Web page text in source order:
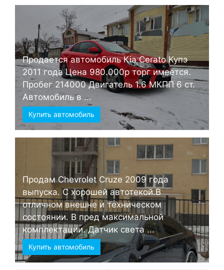
Продается автомобиль Kia Cerato Купэ
2011 года Цена 980.000р торг имеется.
Пробег 214000 Двигатель 1.6 МКПП 6 ст.
Автомобиль в ...
Купить автомобиль
Продам Chevrolet Cruze 2009 года
выпуска. С хорошей автотекой.В
отличном внешне и техническом
состоянии. В пред максимальной
комплектации. Датчик света ...
Купить автомобиль